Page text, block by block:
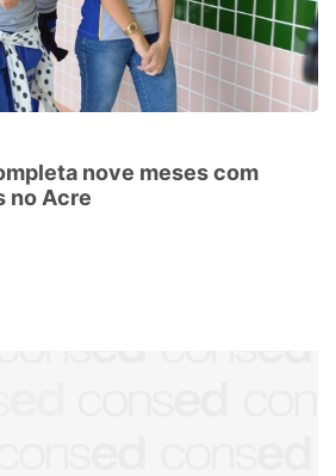
nove meses com
no Acre